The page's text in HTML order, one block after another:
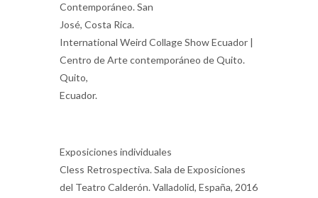
Contemporáneo. San
José, Costa Rica.
International Weird Collage Show Ecuador |
Centro de Arte contemporáneo de Quito.
Quito,
Ecuador.
Exposiciones individuales
Cless Retrospectiva. Sala de Exposiciones
del Teatro Calderón. Valladolid, España, 2016